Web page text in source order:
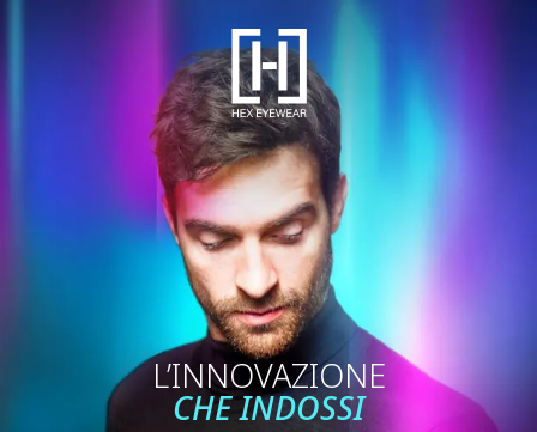
L’INNOVAZIONE
CHE INDOSSI